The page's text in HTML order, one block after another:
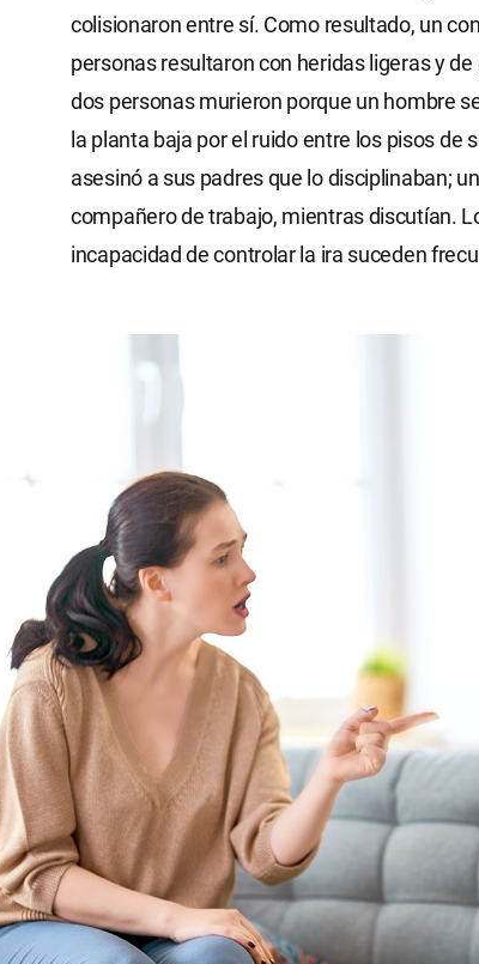
colisionaron entre sí. Como resultado, un
personas resultaron con heridas ligeras y
dos personas murieron porque un hombre
la planta baja por el ruido entre los pisos de
asesinó a sus padres que lo disciplinaban;
compañero de trabajo, mientras discutían.
incapacidad de controlar la ira suceden